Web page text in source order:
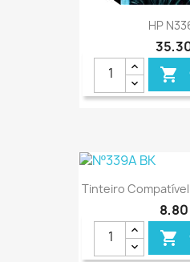
HP

Tinteiro Compatível
